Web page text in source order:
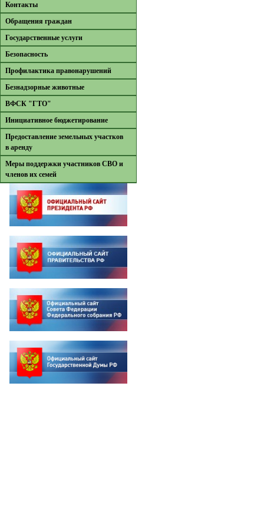
Контакты
Обращения граждан
Государственные услуги
Безопасность
Профилактика правонарушений
Безнадзорные животные
ВФСК "ГТО"
Инициативное бюджетирование
Предоставление земельных участков
в аренду
Меры поддержки участников СВО и
членов их семей